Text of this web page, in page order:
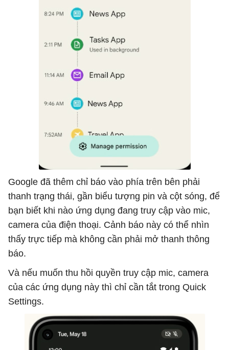
Google đã thêm chỉ báo vào phía trên bên phải
thanh trạng thái, gần biểu tượng pin và cột sóng, để
bạn biết khi nào ứng dụng đang truy cập vào mic,
camera của điện thoại. Cảnh báo này có thể nhìn
thấy trực tiếp mà không cần phải mở thanh thông
báo.
Và nếu muốn thu hồi quyền truy cập mic, camera
của các ứng dụng này thì chỉ cần tắt trong Quick
Settings.